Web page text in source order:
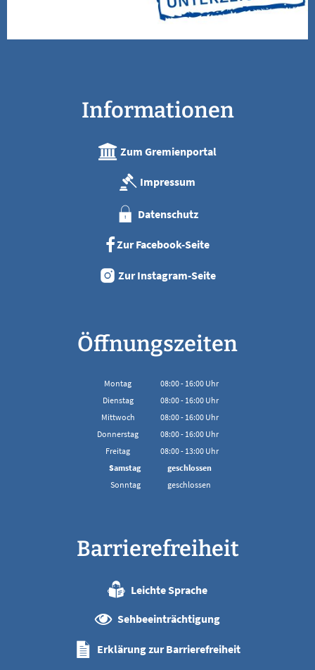
Informationen
Zum Gremienportal
Impressum
Datenschutz
Zur Facebook-Seite
Zur Instagram-Seite
Öffnungszeiten
Montag 08:00- 16:00Uhr
Von 08:00 bis 16:00 Uhr
Dienstag 08:00- 16:00Uhr
Von 08:00 bis 16:00 Uhr
Mittwoch 08:00- 16:00Uhr
Von 08:00 bis 16:00 Uhr
Donnerstag 08:00- 16:00Uhr
Von 08:00 bis 16:00 Uhr
Freitag 08:00- 13:00Uhr
Von 08:00 bis 13:00 Uhr
Samstag
geschlossen
Sonntag
geschlossen
Barrierefreiheit
Leichte Sprache
Sehbeeinträchtigung
Erklärung zur Barrierefreiheit